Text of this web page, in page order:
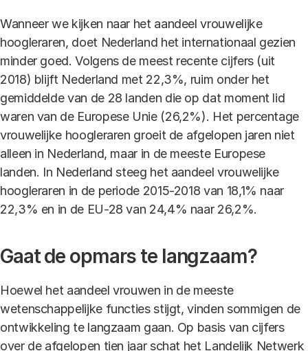
Wanneer we kijken naar het aandeel vrouwelijke
hoogleraren, doet Nederland het internationaal gezien
minder goed. Volgens de meest recente cijfers (uit
2018) blijft Nederland met 22,3%, ruim onder het
gemiddelde van de 28 landen die op dat moment lid
waren van de Europese Unie (26,2%). Het percentage
vrouwelijke hoogleraren groeit de afgelopen jaren niet
alleen in Nederland, maar in de meeste Europese
landen. In Nederland steeg het aandeel vrouwelijke
hoogleraren in de periode 2015-2018 van 18,1% naar
22,3% en in de EU-28 van 24,4% naar 26,2%.
Gaat de opmars te langzaam?
Hoewel het aandeel vrouwen in de meeste
wetenschappelijke functies stijgt, vinden sommigen de
ontwikkeling te langzaam gaan. Op basis van cijfers
over de afgelopen tien jaar schat het Landelijk Netwerk